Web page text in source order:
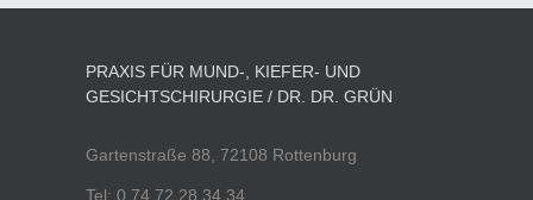
PRAXIS FÜR MUND-, KIEFER- UND
GESICHTSCHIRURGIE / DR. DR. GRÜN
Gartenstraße 88, 72108 Rottenburg
Tel: 0 74 72 28 34 34